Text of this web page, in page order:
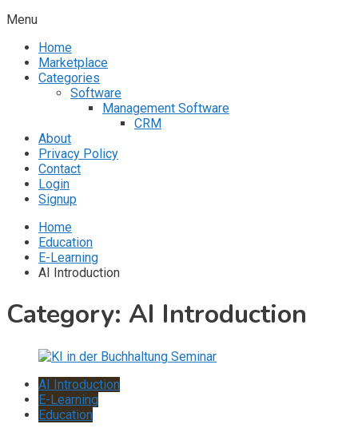
Menu
Home
Marketplace
Categories
Software
Management Software
CRM
About
Privacy Policy
Contact
Login
Signup
Home
Education
E-Learning
AI Introduction
Category: AI Introduction
AI Introduction
E-Learning
Education